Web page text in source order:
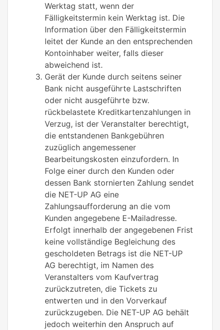
Werktag statt, wenn der
Fälligkeitstermin kein Werktag ist. Die
Information über den Fälligkeitstermin
leitet der Kunde an den entsprechenden
Kontoinhaber weiter, falls dieser
abweichend ist.
Gerät der Kunde durch seitens seiner
Bank nicht ausgeführte Lastschriften
oder nicht ausgeführte bzw.
rückbelastete Kreditkartenzahlungen in
Verzug, ist der Veranstalter berechtigt,
die entstandenen Bankgebühren
zuzüglich angemessener
Bearbeitungskosten einzufordern. In
Folge einer durch den Kunden oder
dessen Bank stornierten Zahlung sendet
die NET-UP AG eine
Zahlungsaufforderung an die vom
Kunden angegebene E-Mailadresse.
Erfolgt innerhalb der angegebenen Frist
keine vollständige Begleichung des
gescholdeten Betrags ist die NET-UP
AG berechtigt, im Namen des
Veranstalters vom Kaufvertrag
zurückzutreten, die Tickets zu
entwerten und in den Vorverkauf
zurückzugeben. Die NET-UP AG behält
jedoch weiterhin den Anspruch auf